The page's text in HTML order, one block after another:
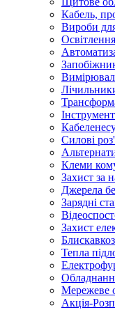
Кабель,
Вироби
Освітлення
Силові
Клеми
Захист за
Джерела
Зарядні
Захист
Тепла
Мережеве
Акція-